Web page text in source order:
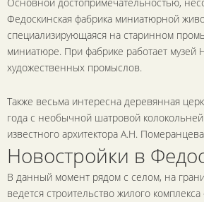
Федоскинская фабрика миниатюрной
специализирующаяся на старинном
миниатюре. При фабрике работает музей
художественных промыслов.
Также весьма интересна деревянная
года с необычной шатровой
известного архитектора А.Н.
Новостройки в
В данный момент рядом с селом, на
ведется строительство жилого